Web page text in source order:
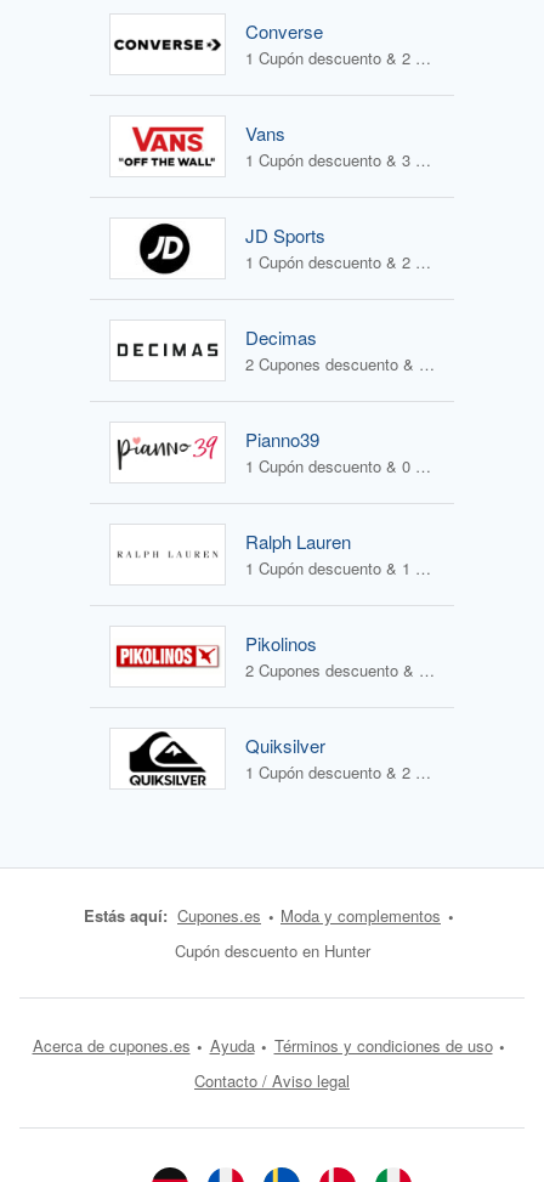
Converse
1 Cupón descuento & 2 Ofertas
Vans
1 Cupón descuento & 3 Ofertas
JD Sports
1 Cupón descuento & 2 Ofertas
Decimas
2 Cupones descuento & 1 Oferta
Pianno39
1 Cupón descuento & 0 Ofertas
Ralph Lauren
1 Cupón descuento & 1 Oferta
Pikolinos
2 Cupones descuento & 2 Ofertas
Quiksilver
1 Cupón descuento & 2 Ofertas
Estás aquí: Cupones.es
Moda y complementos
Cupón descuento en Hunter
Acerca de cupones.es Ayuda
Términos y condiciones de uso
Contacto / Aviso legal